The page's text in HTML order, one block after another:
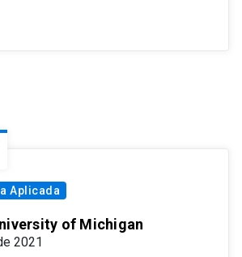
Aplicada
of Michigan
2021